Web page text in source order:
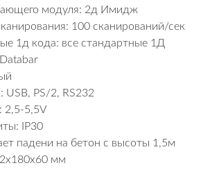
модуля: 2д Имидж
100 сканирований/сек
1д кода: все стандартные 1Д
USB, PS/2, RS232
2,5-5,5V
IP30
падени на бетон с высоты 1,5м
мм